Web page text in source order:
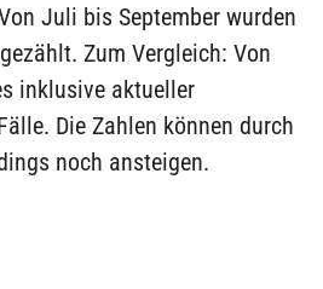
Juli bis September wurden
Zum Vergleich: Von
inklusive aktueller
Die Zahlen können durch
noch ansteigen.